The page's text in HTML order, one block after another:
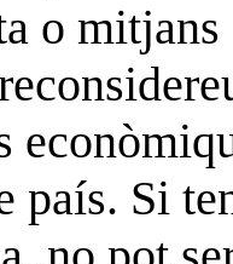
o
país. Si